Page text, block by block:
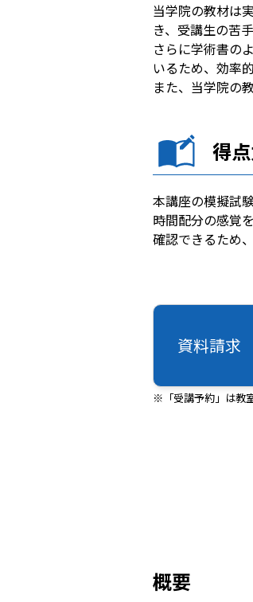
当学院の教材は
き、受講生の苦
さらに学術書の
いるため、効率
また、当学院の
得
本講座の模擬試
時間配分の感覚
確認できるため
資料請求
※「受講予約」は教
概要